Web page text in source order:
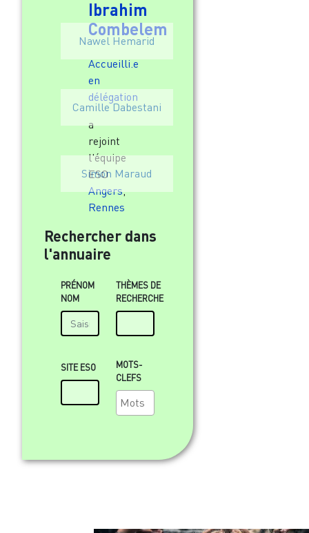
Nawel Hemarid
Camille Dabestani
Simon Maraud
Ibrahim
Combelem
Accueilli.e
en
délégation
a
rejoint
l'équipe
ESO
Angers,
Rennes
Rechercher dans
l'annuaire
PRÉNOM
NOM
THÈMES DE
RECHERCHE
SITE ESO
MOTS-
CLEFS